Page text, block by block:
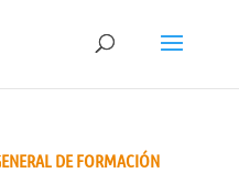
DE FORMACIÓN